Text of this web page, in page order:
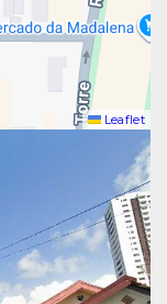
Leaflet